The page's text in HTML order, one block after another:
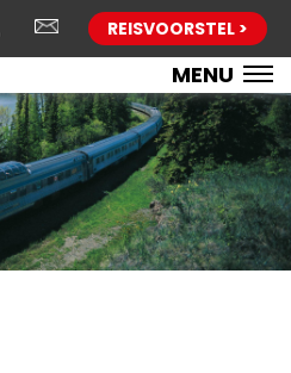
REISVOORSTEL >
MENU